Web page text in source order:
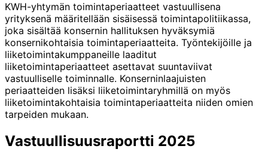
KWH-yhtymän toimintaperiaatteet vastuullisena
yrityksenä määritellään sisäisessä toimintapolitiikassa,
joka sisältää konsernin hallituksen hyväksymiä
konsernikohtaisia toimintaperiaatteita. Työntekijöille ja
liiketoimintakumppaneille laaditut
liiketoimintaperiaatteet asettavat suuntaviivat
vastuulliselle toiminnalle. Konserninlaajuisten
periaatteiden lisäksi liiketoimintaryhmillä on myös
liiketoimintakohtaisia toimintaperiaatteita niiden omien
tarpeiden mukaan.
Vastuullisuusraportti 2025